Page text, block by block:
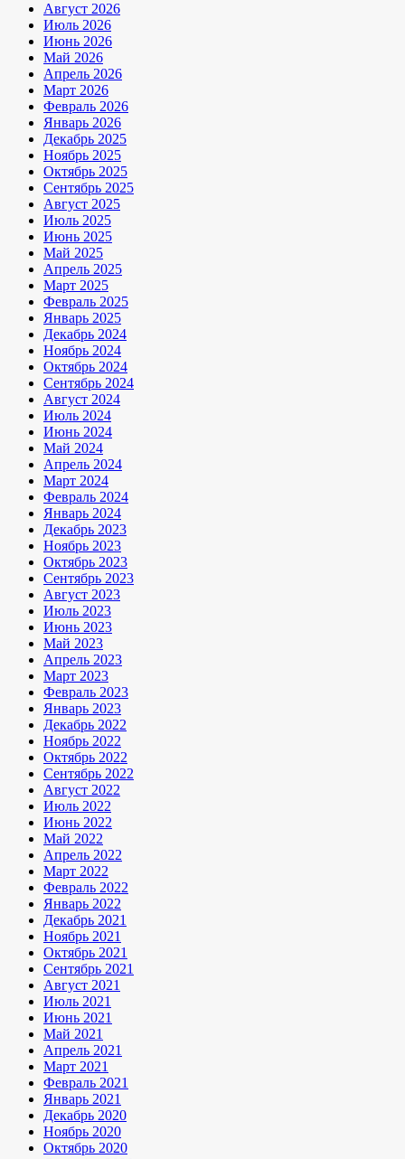
Август 2026
Июль 2026
Июнь 2026
Май 2026
Апрель 2026
Март 2026
Февраль 2026
Январь 2026
Декабрь 2025
Ноябрь 2025
Октябрь 2025
Сентябрь 2025
Август 2025
Июль 2025
Июнь 2025
Май 2025
Апрель 2025
Март 2025
Февраль 2025
Январь 2025
Декабрь 2024
Ноябрь 2024
Октябрь 2024
Сентябрь 2024
Август 2024
Июль 2024
Июнь 2024
Май 2024
Апрель 2024
Март 2024
Февраль 2024
Январь 2024
Декабрь 2023
Ноябрь 2023
Октябрь 2023
Сентябрь 2023
Август 2023
Июль 2023
Июнь 2023
Май 2023
Апрель 2023
Март 2023
Февраль 2023
Январь 2023
Декабрь 2022
Ноябрь 2022
Октябрь 2022
Сентябрь 2022
Август 2022
Июль 2022
Июнь 2022
Май 2022
Апрель 2022
Март 2022
Февраль 2022
Январь 2022
Декабрь 2021
Ноябрь 2021
Октябрь 2021
Сентябрь 2021
Август 2021
Июль 2021
Июнь 2021
Май 2021
Апрель 2021
Март 2021
Февраль 2021
Январь 2021
Декабрь 2020
Ноябрь 2020
Октябрь 2020